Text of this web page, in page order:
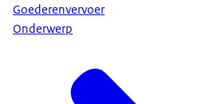
Goederenvervoer
Onderwerp